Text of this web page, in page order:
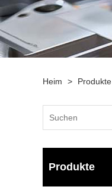
Heim > Produkte
Produkte